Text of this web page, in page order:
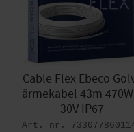
Cable Flex Ebeco
ärmekabel 43m
30V IP67